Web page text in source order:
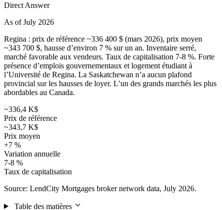
Direct Answer
As of July 2026
Regina : prix de référence ~336 400 $ (mars 2026), prix moyen
~343 700 $, hausse d’environ 7 % sur un an. Inventaire serré,
marché favorable aux vendeurs. Taux de capitalisation 7-8 %. Forte
présence d’emplois gouvernementaux et logement étudiant à
l’Université de Regina. La Saskatchewan n’a aucun plafond
provincial sur les hausses de loyer. L’un des grands marchés les plus
abordables au Canada.
~336,4 K$
Prix de référence
~343,7 K$
Prix moyen
+7 %
Variation annuelle
7-8 %
Taux de capitalisation
Source: LendCity Mortgages broker network data, July 2026.
Table des matières